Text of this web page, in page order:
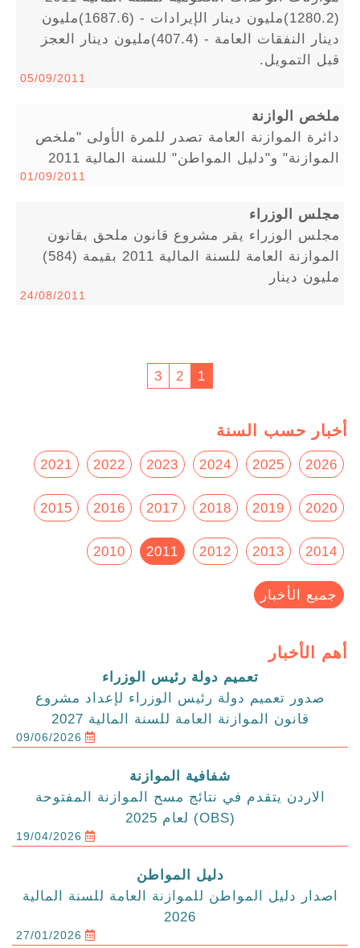
(1280.2)مليون دينار الإيرادات - (1687.6)مليون
دينار النفقات العامة - (407.4)مليون دينار العجز
قبل التمويل.
05/09/2011
ملخص الوازنة
دائرة الموازنة العامة تصدر للمرة الأولى "ملخص
الموازنة" و"دليل المواطن" للسنة المالية 2011
01/09/2011
مجلس الوزراء
مجلس الوزراء يقر مشروع قانون ملحق بقانون
الموازنة العامة للسنة المالية 2011 بقيمة (584)
مليون دينار
24/08/2011
1
2
3
أخبار حسب السنة
2026
2025
2024
2023
2022
2021
2020
2019
2018
2017
2016
2015
2014
2013
2012
2011
2010
جميع الأخبار
أهم الأخبار
تعميم دولة رئيس الوزراء
صدور تعميم دولة رئيس الوزراء لإعداد مشروع
قانون الموازنة العامة للسنة المالية 2027
09/06/2026
شفافية الموازنة
الاردن يتقدم في نتائج مسح الموازنة المفتوحة
(OBS) لعام 2025
19/04/2026
دليل المواطن
اصدار دليل المواطن للموازنة العامة للسنة المالية
2026
27/01/2026